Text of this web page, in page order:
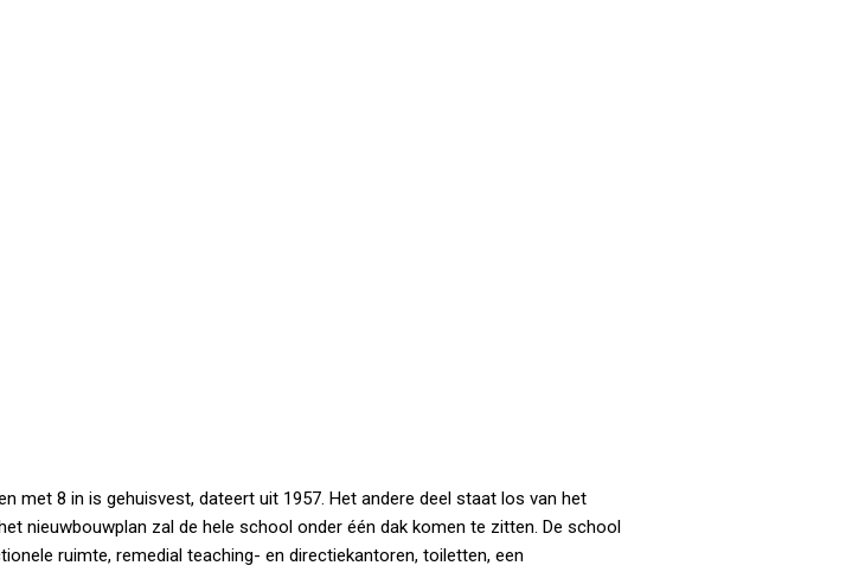
met 8 in is gehuisvest, dateert uit 1957. Het andere deel staat los van het
nieuwbouwplan zal de hele school onder één dak komen te zitten. De school
ruimte, remedial teaching- en directiekantoren, toiletten, een